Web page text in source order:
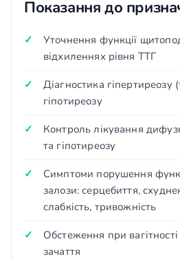
Показання до
Уточнення функції
відхиленнях рівня ТТГ
Діагностика гіпертиреозу
гіпотиреозу
Контроль лікування
та гіпотиреозу
Симптоми порушення
залози: серцебиття,
слабкість, тривожність
Обстеження при
зачаття